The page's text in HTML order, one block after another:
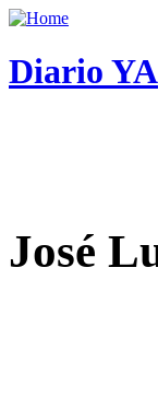
Diario YA
José